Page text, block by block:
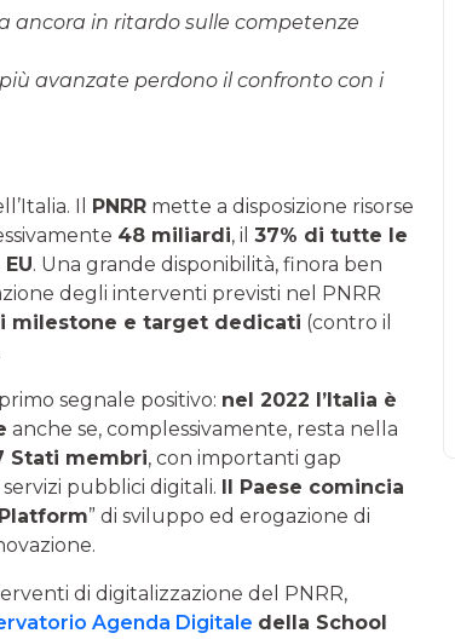
ancora in ritardo sulle competenze
avanzate perdono il confronto con i
Il PNRR mette a disposizione risorse
48 miliardi, il 37% di tutte le
. Una grande disponibilità, finora ben
degli interventi previsti nel PNRR
milestone e target dedicati (contro il
segnale positivo: nel 2022 l’Italia è
anche se, complessivamente, resta nella
Stati membri, con importanti gap
pubblici digitali. Il Paese comincia
” di sviluppo ed erogazione di
di digitalizzazione del PNRR,
Agenda Digitale della School